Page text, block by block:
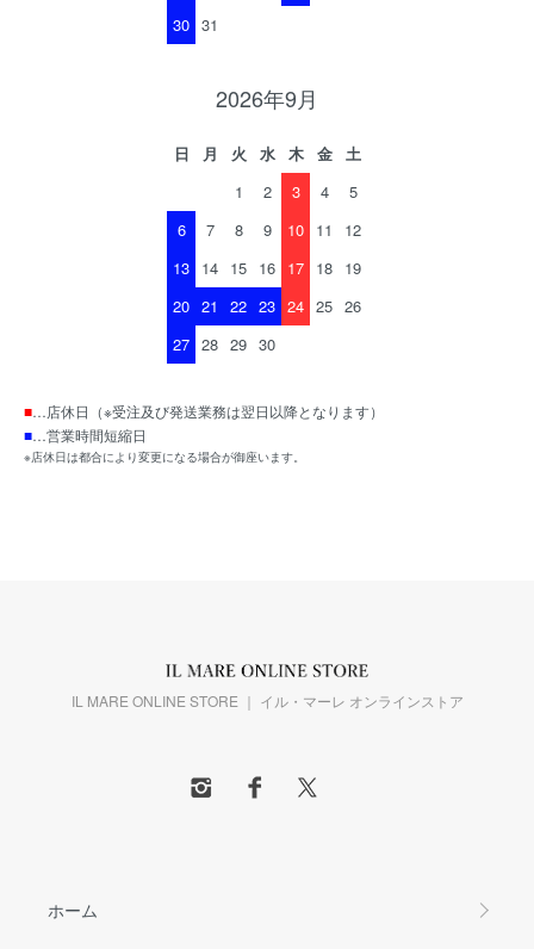
30 31
2026年9月
日 月 火 水 木 金
土
1
2 3 4
5
6
7 8 9 10 11
12
13 14 15 16 17 18 19
20 21 22 23 24 25 26
27 28 29 30
■…店休日（※受注及び発送業務は翌日以降となります）
■…営業時間短縮日
※店休日は都合により変更になる場合が御座います。
IL MARE ONLINE STORE ｜ イル・マーレ オンラインストア
ホーム